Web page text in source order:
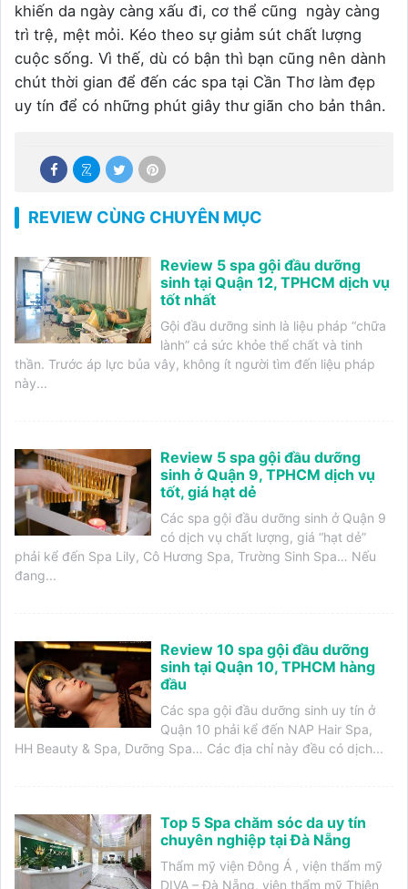
khiến da ngày càng xấu đi, cơ thể cũng ngày càng
trì trệ, mệt mỏi. Kéo theo sự giảm sút chất lượng
cuộc sống. Vì thế, dù có bận thì bạn cũng nên dành
chút thời gian để đến các spa tại Cần Thơ làm đẹp
uy tín để có những phút giây thư giãn cho bản thân.
REVIEW CÙNG CHUYÊN MỤC
Review 5 spa gội đầu dưỡng
sinh tại Quận 12, TPHCM dịch vụ
tốt nhất
Gội đầu dưỡng sinh là liệu pháp “chữa
lành” cả sức khỏe thể chất và tinh
thần. Trước áp lực bủa vây, không ít người tìm đến liệu pháp
này...
Review 5 spa gội đầu dưỡng
sinh ở Quận 9, TPHCM dịch vụ
tốt, giá hạt dẻ
Các spa gội đầu dưỡng sinh ở Quận 9
có dịch vụ chất lượng, giá “hạt dẻ”
phải kể đến Spa Lily, Cô Hương Spa, Trường Sinh Spa… Nếu
đang...
Review 10 spa gội đầu dưỡng
sinh tại Quận 10, TPHCM hàng
đầu
Các spa gội đầu dưỡng sinh uy tín ở
Quận 10 phải kể đến NAP Hair Spa,
HH Beauty & Spa, Dưỡng Spa… Các địa chỉ này đều có dịch...
Top 5 Spa chăm sóc da uy tín
chuyên nghiệp tại Đà Nẵng
Thẩm mỹ viện Đông Á , viện thẩm mỹ
DIVA – Đà Nẵng, viện thẩm mỹ Thiện